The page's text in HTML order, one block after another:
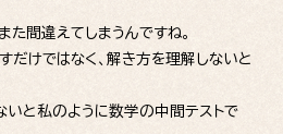
た間違えてしまうんですね。
だけではなく、解き方を理解しないと
いと私のように数学の中間テストで